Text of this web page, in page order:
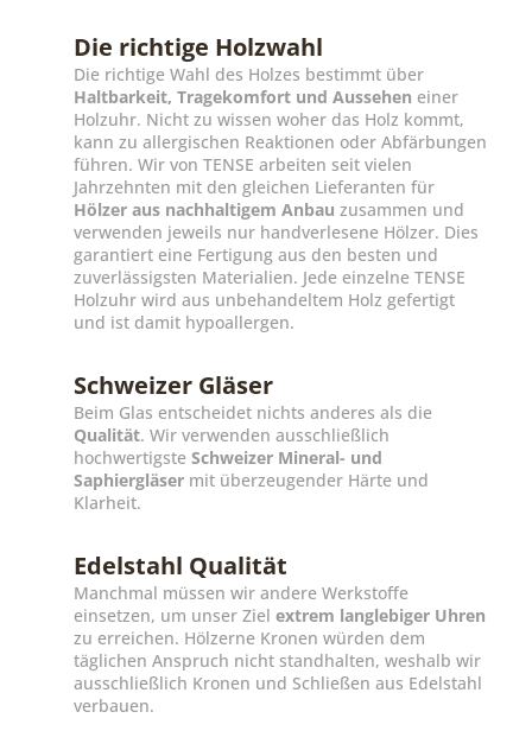
Die richtige Holzwahl
Die richtige Wahl des Holzes bestimmt über
Haltbarkeit, Tragekomfort und Aussehen einer
Holzuhr. Nicht zu wissen woher das Holz kommt,
kann zu allergischen Reaktionen oder Abfärbungen
führen. Wir von TENSE arbeiten seit vielen
Jahrzehnten mit den gleichen Lieferanten für
Hölzer aus nachhaltigem Anbau zusammen und
verwenden jeweils nur handverlesene Hölzer. Dies
garantiert eine Fertigung aus den besten und
zuverlässigsten Materialien. Jede einzelne TENSE
Holzuhr wird aus unbehandeltem Holz gefertigt
und ist damit hypoallergen.
Schweizer Gläser
Beim Glas entscheidet nichts anderes als die
Qualität. Wir verwenden ausschließlich
hochwertigste Schweizer Mineral- und
Saphiergläser mit überzeugender Härte und
Klarheit.
Edelstahl Qualität
Manchmal müssen wir andere Werkstoffe
einsetzen, um unser Ziel extrem langlebiger Uhren
zu erreichen. Hölzerne Kronen würden dem
täglichen Anspruch nicht standhalten, weshalb wir
ausschließlich Kronen und Schließen aus Edelstahl
verbauen.